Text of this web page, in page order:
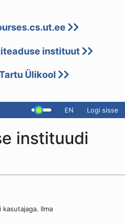
instituut
Ülikool
EN Logi sisse
instituudi
Ilma